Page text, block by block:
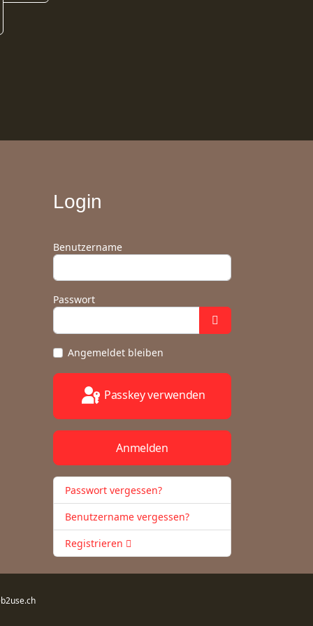
Login
Benutzername
Passwort
Angemeldet bleiben
Passkey verwenden
Anmelden
Passwort vergessen?
Benutzername vergessen?
Registrieren